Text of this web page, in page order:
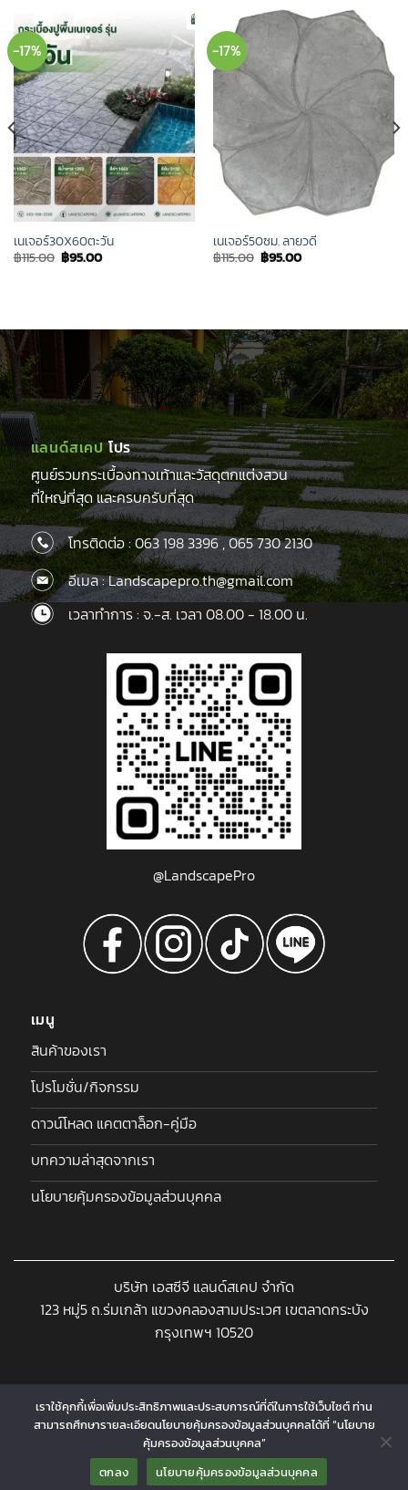
-17%
เนเจอร์30X60ตะวัน
฿115.00 Original
price
฿95.00Current
price
-17%
เนเจอร์50ซม. ลายวดี
฿115.00 Original
price
฿95.00Current
price
แลนด์สเคปโปร
ศูนย์รวมกระเบื้องทางเท้าและวัสดุตกแต่งสวน
ที่ใหญ่ที่สุด และครบครับที่สุด
โทรติดต่อ :063 198 3396,065 730 2130
อีเมล : Landscapepro.th@gmail.com
เวลาทำการ : จ.-ส. เวลา 08.00 - 18.00 น.
@LandscapePro
เมนู
สินค้าของเรา
โปรโมชั่น/กิจกรรม
ดาวน์โหลด แคตตาล็อก-คู่มือ
บทความล่าสุดจากเรา
นโยบายคุ้มครองข้อมูลส่วนบุคคล
บริษัท เอสซีจี แลนด์สเคป จำกัด
123 หมู่5 ถ.ร่มเกล้า แขวงคลองสามประเวศ เขตลาดกระบัง
กรุงเทพฯ 10520
Copyright 2026 © www.landscapeproshop.com Designed and
Developed byCJ Soft Co., Ltd.
เราใช้คุกกี้เพื่อเพิ่มประสิทธิภาพและประสบการณ์ที่ดีในการใช้เว็บไซต์ ท่าน
สามารถศึกษารายละเอียดนโยบายคุ้มครองข้อมูลส่วนบุคคลได้ที่ “นโยบาย
คุ้มครองข้อมูลส่วนบุคคล”
ตกลง
นโยบายคุ้มครองข้อมูลส่วนบุคคล
Contact us